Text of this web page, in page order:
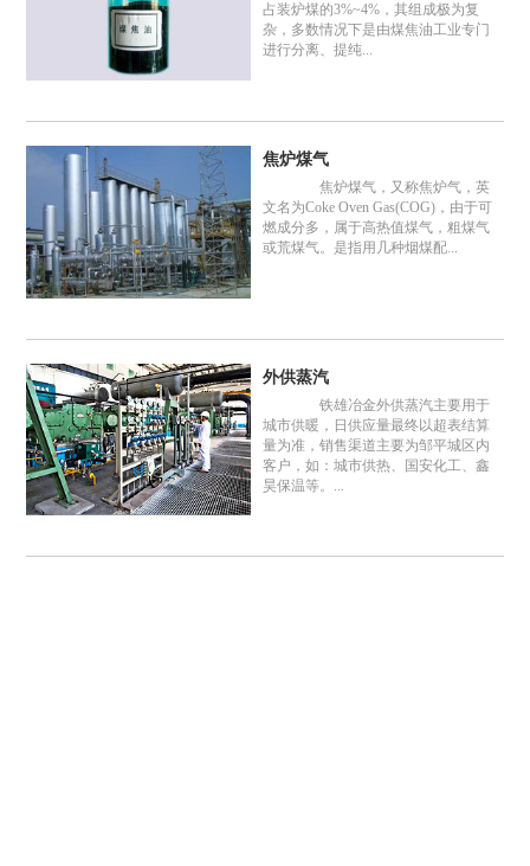
占装炉煤的3%~4%，其组成极为复
杂，多数情况下是由煤焦油工业专门
进行分离、提纯...
焦炉煤气
焦炉煤气，又称焦炉气，英
文名为Coke Oven Gas(COG)，由于可
燃成分多，属于高热值煤气，粗煤气
或荒煤气。是指用几种烟煤配...
外供蒸汽
铁雄冶金外供蒸汽主要用于
城市供暖，日供应量最终以超表结算
量为准，销售渠道主要为邹平城区内
客户，如：城市供热、国安化工、鑫
昊保温等。...